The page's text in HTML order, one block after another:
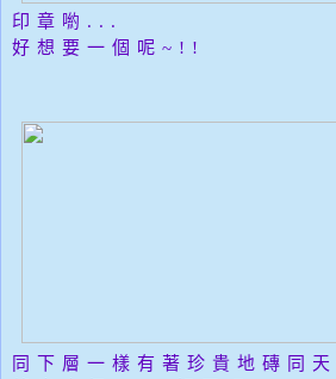
印章喲...
好想要一個呢~!!
同下層一樣有著珍貴地 磚同天